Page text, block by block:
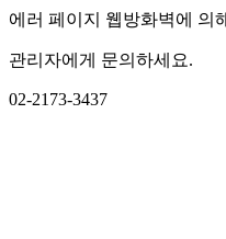
에러 페이지 웹방화벽에 의
관리자에게 문의하세요.
02-2173-3437